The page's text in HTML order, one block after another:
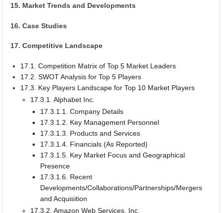
15. Market Trends and Developments
16. Case Studies
17. Competitive Landscape
17.1. Competition Matrix of Top 5 Market Leaders
17.2. SWOT Analysis for Top 5 Players
17.3. Key Players Landscape for Top 10 Market Players
17.3.1. Alphabet Inc.
17.3.1.1. Company Details
17.3.1.2. Key Management Personnel
17.3.1.3. Products and Services
17.3.1.4. Financials (As Reported)
17.3.1.5. Key Market Focus and Geographical
Presence
17.3.1.6. Recent
Developments/Collaborations/Partnerships/Mergers
and Acquisition
17.3.2. Amazon Web Services, Inc.